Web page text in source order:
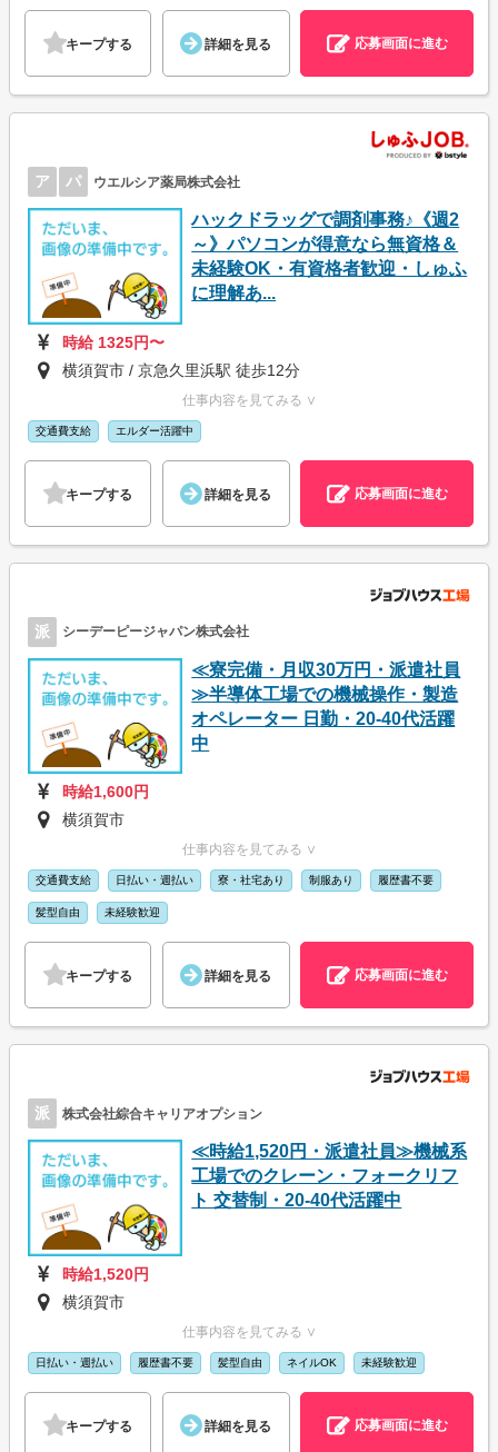
キープする 詳細を見る 応募画面に進む
ア パ ウエルシア薬局株式会社
ハックドラッグで調剤事務♪《週2
～》パソコンが得意なら無資格＆
未経験OK・有資格者歓迎・しゅふ
に理解あ...
時給 1325円〜
横須賀市 / 京急久里浜駅 徒歩12分
仕事内容を見てみる ∨
交通費支給 エルダー活躍中
キープする 詳細を見る 応募画面に進む
派 シーデーピージャパン株式会社
≪寮完備・月収30万円・派遣社員
≫半導体工場での機械操作・製造
オペレーター 日勤・20-40代活躍
中
時給1,600円
横須賀市
仕事内容を見てみる ∨
交通費支給 日払い・週払い 寮・社宅あり 制服あり 履歴書不要
髪型自由 未経験歓迎
キープする 詳細を見る 応募画面に進む
派 株式会社綜合キャリアオプション
≪時給1,520円・派遣社員≫機械系
工場でのクレーン・フォークリフ
ト 交替制・20-40代活躍中
時給1,520円
横須賀市
仕事内容を見てみる ∨
日払い・週払い 履歴書不要 髪型自由 ネイルOK 未経験歓迎
キープする 詳細を見る 応募画面に進む